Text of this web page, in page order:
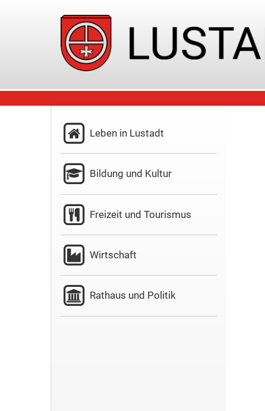
Leben in Lustadt
Bildung und Kultur
Freizeit und Tourismus
Wirtschaft
Rathaus und Politik